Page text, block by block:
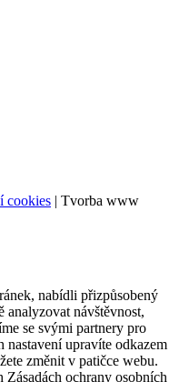
cookies | Tvorba www
nabídli přizpůsobený
analyzovat návštěvnost,
se svými partnery pro
nastavení upravíte odkazem
změnit v patičce webu.
ochrany osobních